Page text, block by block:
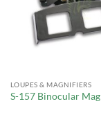
LOUPES & MAGNIFIERS
S-157 Binocular